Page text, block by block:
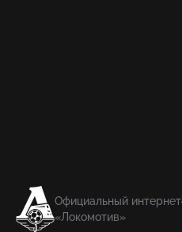
Официальный
«Локомотив»